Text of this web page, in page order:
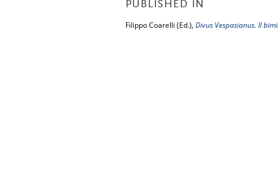
PUBLISHED IN
Filippo Coarelli (Ed.), Divus Vespasianus. Il